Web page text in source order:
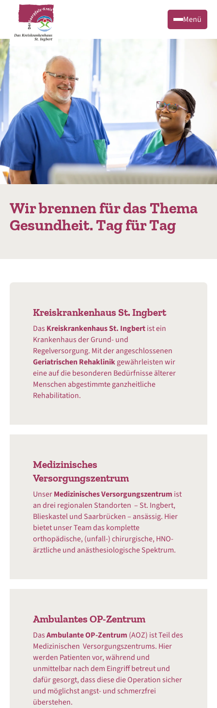
Menü
Wir brennen für das Thema
Gesundheit. Tag für Tag
Kreiskrankenhaus St. Ingbert
Das Kreiskrankenhaus St. Ingbertist ein
Krankenhaus der Grund- und
Regelversorgung. Mit der angeschlossenen
Geriatrischen Rehaklinikgewährleisten wir
eine auf die besonderen Bedürfnisse älterer
Menschen abgestimmte ganzheitliche
Rehabilitation.
Medizinisches
Versorgungszentrum
UnserMedizinisches Versorgungszentrum ist
an drei regionalen Standorten – St. Ingbert,
Blieskastel und Saarbrücken – ansässig. Hier
bietet unser Team das komplette
orthopädische, (unfall-) chirurgische, HNO-
ärztliche und anästhesiologische Spektrum.
Ambulantes OP-Zentrum
DasAmbulante OP-Zentrum (AOZ) ist Teil des
Medizinischen Versorgungszentrums. Hier
werden Patienten vor, während und
unmittelbar nach dem Eingriff betreut und
dafür gesorgt, dass diese die Operation sicher
und möglichst angst- und schmerzfrei
überstehen.